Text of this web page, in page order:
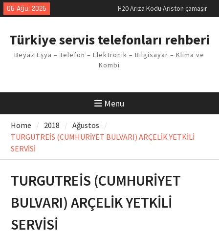
Skip
to
06 Ağu, 2026
H20 Arıza Kodu Ariston çamaşır
makinesi Sorunu
Arçelik buzdolabı F5 Hatası
Vaillant çamaşır makinesi E03
Arıza Kodu
Türkiye servis telefonları rehberi
Beyaz Eşya – Telefon – Elektronik – Bilgisayar – Klima ve
Kombi
Menu
Home 2018
Ağustos
TURGUTREİS (CUMHURİYET BULVARI) ARÇELİK YETKİLİ
SERVİSİ
TURGUTREİS (CUMHURİYET
BULVARI) ARÇELİK YETKİLİ
SERVİSİ